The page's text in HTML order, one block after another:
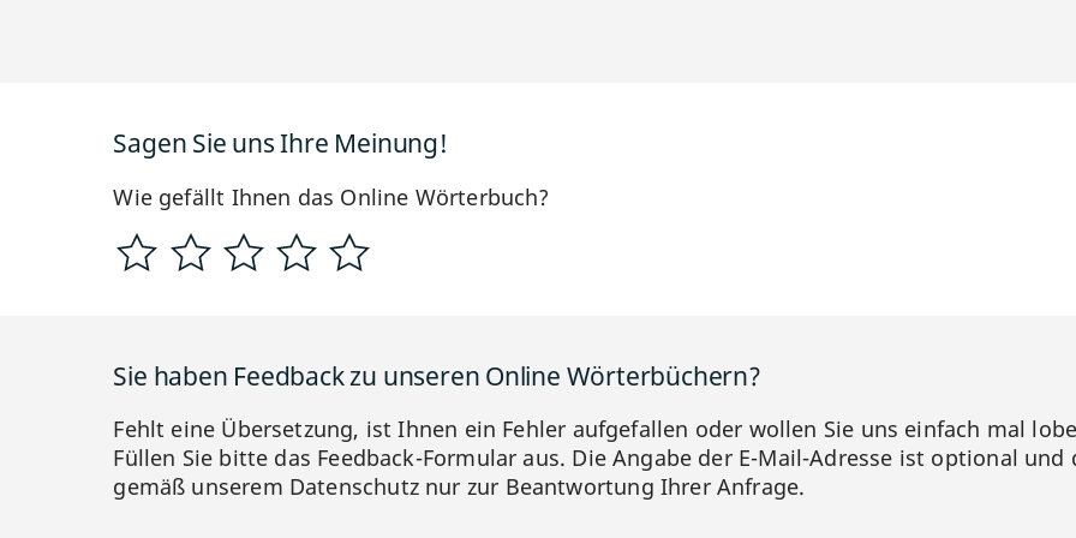
Sagen Sie uns Ihre Meinung!
Wie gefällt Ihnen das Online Wörterbuch?
Sie haben Feedback zu unseren Online Wörterbüchern?
Fehlt eine Übersetzung, ist Ihnen ein Fehler aufgefallen oder wollen Sie uns einfach mal
Füllen Sie bitte das Feedback-Formular aus. Die Angabe der E-Mail-Adresse ist optional und
gemäß unserem Datenschutz nur zur Beantwortung Ihrer Anfrage.